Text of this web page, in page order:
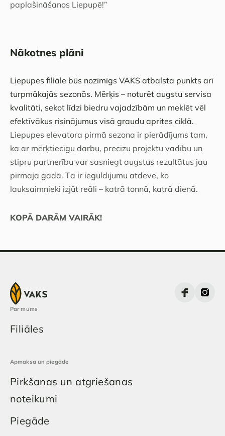
paplašināšanos Liepupē!”
Nākotnes plāni
Liepupes filiāle būs nozīmīgs VAKS atbalsta punkts arī
turpmākajās sezonās. Mērķis – noturēt augstu servisa
kvalitāti, sekot līdzi biedru vajadzībām un meklēt vēl
efektīvākus risinājumus visā graudu aprites ciklā.
Liepupes elevatora pirmā sezona ir pierādījums tam,
ka ar mērķtiecīgu darbu, precīzu projektu vadību un
stipru partnerību var sasniegt augstus rezultātus jau
pirmajā gadā. Tā ir ieguldījumu atdeve, ko
lauksaimnieki izjūt reāli – katrā tonnā, katrā dienā.
KOPĀ DARĀM VAIRĀK!
Par mums
Filiāles
Apmaksa un piegāde
Pirkšanas un atgriešanas
noteikumi
Piegāde